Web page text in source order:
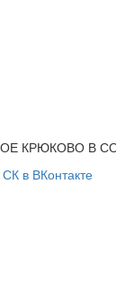
КРЮКОВО В
СК в ВКонтакте